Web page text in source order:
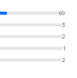
69
3
2
1
2